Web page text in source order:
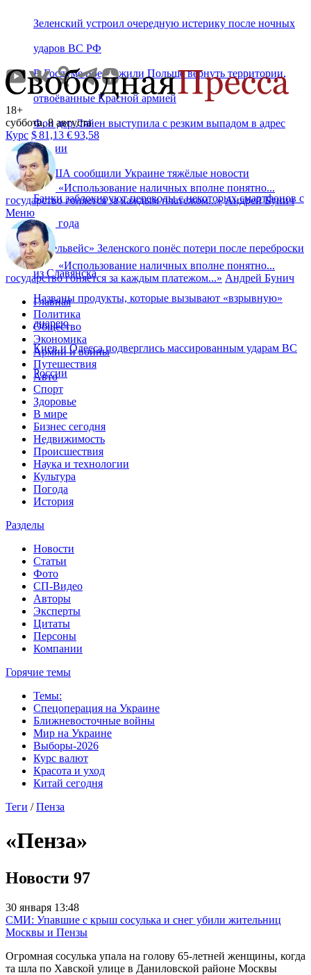
Зеленский устроил очередную истерику после ночных
ударов ВС РФ
В Госдуме предложили Польше вернуть территории,
отвоёванные Красной армией
Фон дер Ляйен выступила с резким выпадом в адрес
России
В США сообщили Украине тяжёлые новости
Банки заблокируют переводы с некоторых смартфонов с
2027 года
«Эдельвейс» Зеленского понёс потери после переброски
из Славянска
Названы продукты, которые вызывают «взрывную»
диарею
Киев и Одесса подверглись массированным ударам ВС
России
18+
суббота, 8 августа
Курс $81,13 €93,58
«Использование наличных вполне понятно...
государство гоняется за каждым платежом...» Андрей Бунич
Меню
«Использование наличных вполне понятно...
государство гоняется за каждым платежом...» Андрей Бунич
Главная
Политика
Общество
Экономика
Армии и войны
Путешествия
Авто
Спорт
Здоровье
В мире
Бизнес сегодня
Недвижимость
Происшествия
Наука и технологии
Культура
Погода
История
Разделы
Новости
Статьи
Фото
СП-Видео
Авторы
Эксперты
Цитаты
Персоны
Компании
Горячие темы
Темы:
Спецоперация на Украине
Ближневосточные войны
Мир на Украине
Выборы-2026
Курс валют
Красота и уход
Китай сегодня
Теги /Пенза
«Пенза»
Новости 97
30 января 13:48
СМИ: Упавшие с крыш сосулька и снег убили жительниц
Москвы и Пензы
Огромная сосулька упала на голову 65-летней женщины, когда
та шла по Хавской улице в Даниловской районе Москвы